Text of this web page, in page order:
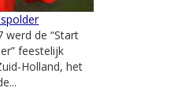
werd de “Start
feestelijk
Holland, het